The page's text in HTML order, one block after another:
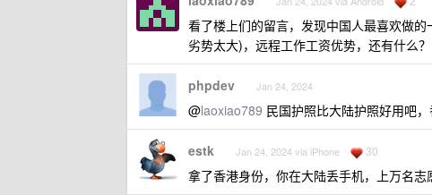
看了楼上们的留言，发现中国人最喜欢做
劣势太大)，远程工作工资优势，还有什么？
phpdev Jan 24, 2024
@laoxiao789 民国护照比大陆护照好用吧
estk Jan 24, 2024 via iPhone 30
拿了香港身份，你在大陆丢手机，上万名